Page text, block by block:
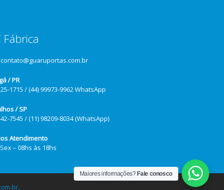
Fábrica
contato@guaruportas.com.br
/ PR
1715 / (44) 99973-9962 WhatsApp
/ SP
7545 / (11) 98209-8034 (WhatsApp)
Atendimento
– 08hs às 18hs
.
Maiores informações? Fale conosco